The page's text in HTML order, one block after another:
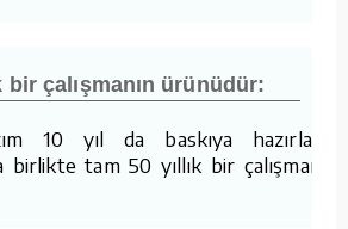
bir çalışmanın ürünüdür:
10 yıl da baskıya hazırlama
birlikte tam 50 yıllık bir çalışmanın